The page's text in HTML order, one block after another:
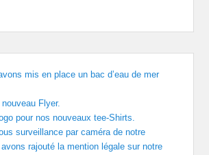
mis en place un bac d’eau de mer
Flyer.
pour nos nouveaux tee-Shirts.
surveillance par caméra de notre
rajouté la mention légale sur notre